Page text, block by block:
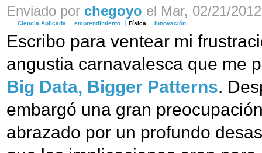
Enviado por chegoyo el Mar, 02/21/
Ciencia Aplicada emprendimiento Física innovación
Escribo para ventear mi
angustia carnavalesca que me
Big Data, Bigger Patterns.
embargó una gran
abrazado por un profundo